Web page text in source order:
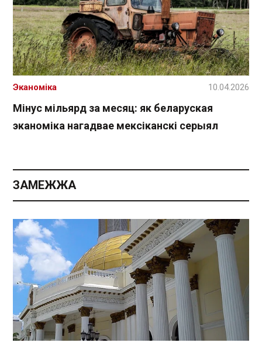
Мінус мільярд за месяц: як беларуская
эканоміка нагадвае мексіканскі серыял
Эканоміка 10.04.2026
ЗАМЕЖЖА